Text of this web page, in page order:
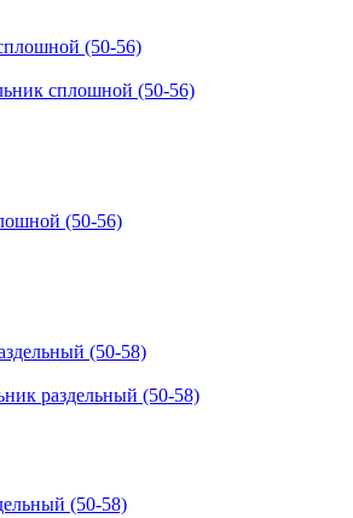
сплошной (50-56)
(50-56)
раздельный (50-58)
(50-58)